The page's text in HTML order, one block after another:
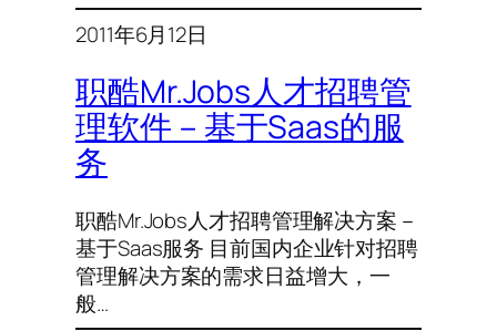
2011年6月12日
职酷Mr.Jobs人才招聘管
理软件－基于Saas的服
务
职酷Mr.Jobs人才招聘管理解决方案－
基于Saas服务 目前国内企业针对招聘
管理解决方案的需求日益增大，一
般…